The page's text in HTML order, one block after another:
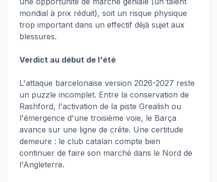
mondial à prix réduit), soit un risque physique
trop important dans un effectif déjà sujet aux
blessures.
Verdict au début de l'été
L'attaque barcelonaise version 2026-2027 reste
un puzzle incomplet. Entre la conservation de
Rashford, l'activation de la piste Grealish ou
l'émergence d'une troisième voie, le Barça
avance sur une ligne de crête. Une certitude
demeure : le club catalan compte bien
continuer de faire son marché dans le Nord de
l'Angleterre.